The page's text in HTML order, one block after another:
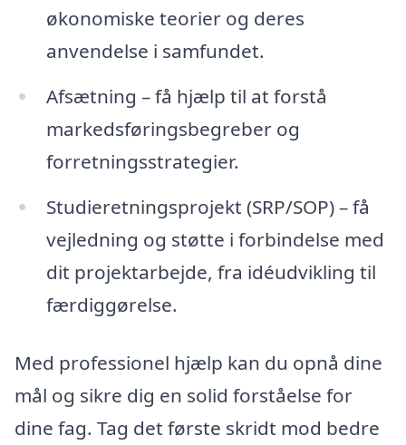
økonomiske teorier og deres
anvendelse i samfundet.
Afsætning – få hjælp til at forstå
markedsføringsbegreber og
forretningsstrategier.
Studieretningsprojekt (SRP/SOP) – få
vejledning og støtte i forbindelse med
dit projektarbejde, fra idéudvikling til
færdiggørelse.
Med professionel hjælp kan du opnå dine
mål og sikre dig en solid forståelse for
dine fag. Tag det første skridt mod bedre